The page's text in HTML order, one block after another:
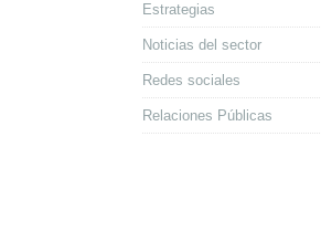
Estrategias
Noticias del sector
Redes sociales
Relaciones Públicas